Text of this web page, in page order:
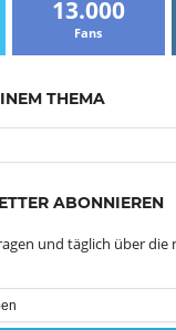
13.000
Fans
THEMA
ABONNIEREN
und täglich über die